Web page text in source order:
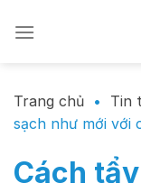
đến
Trang chủ • Tin
sạch như mới với
Cách